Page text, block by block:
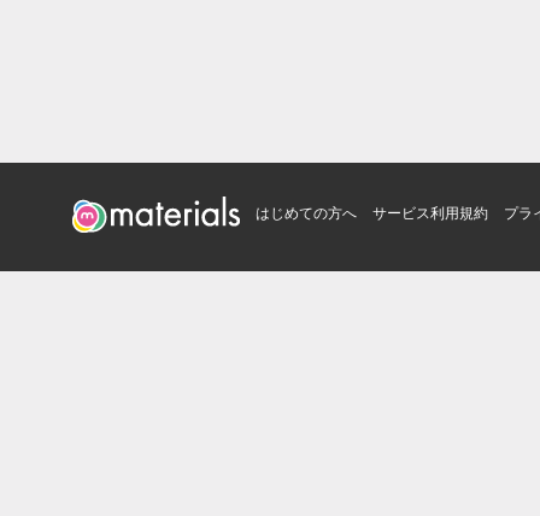
はじめての方へ サービス利用規約 プラ